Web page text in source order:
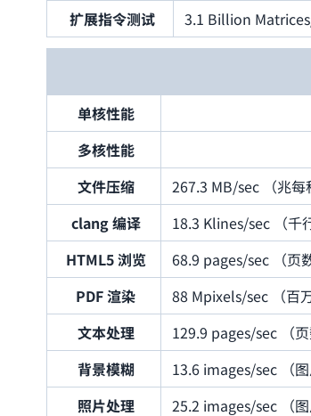
扩展指令测试
3.1 Billion
单核性能
多核性能
文件压缩
267.3 MB/sec （兆每
clang 编译
18.3 Klines/sec （千
HTML5 浏览
68.9 pages/sec （页
PDF 渲染
88 Mpixels/sec （百
文本处理
129.9 pages/sec （页
背景模糊
13.6 images/sec （图
照片处理
25.2 images/sec （图